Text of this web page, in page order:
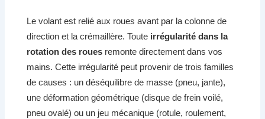
Le volant est relié aux roues avant par la colonne de
direction et la crémaillère. Toute irrégularité dans la
rotation des roues remonte directement dans vos
mains. Cette irrégularité peut provenir de trois familles
de causes : un déséquilibre de masse (pneu, jante),
une déformation géométrique (disque de frein voilé,
pneu ovalé) ou un jeu mécanique (rotule, roulement,